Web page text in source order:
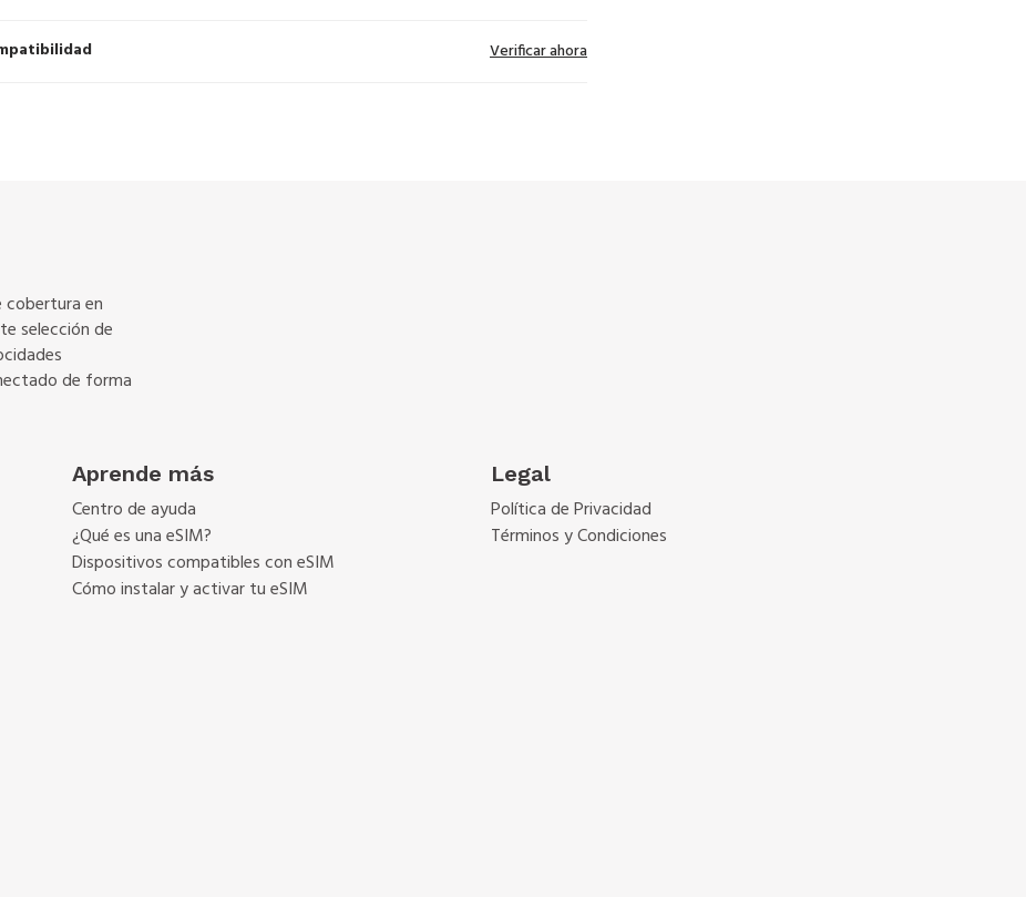
Verificar ahora
cobertura en
selección de
de forma
Aprende más
Centro de ayuda
¿Qué es una eSIM?
Dispositivos compatibles con eSIM
Cómo instalar y activar tu eSIM
Legal
Política de Privacidad
Términos y Condiciones